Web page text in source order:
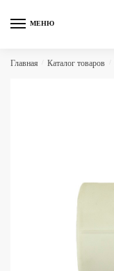
МЕНЮ
Главная Каталог товаров